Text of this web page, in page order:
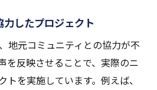
したプロジェクト
地元コミュニティとの協力が不
を反映させることで、実際のニ
トを実施しています。例えば、